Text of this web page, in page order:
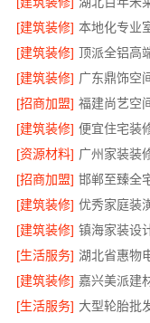
[建筑装修]
[建筑装修] 顶派全铝高
[建筑装修]
[招商加盟]
[建筑装修]
[资源材料]
[招商加盟] 邯郸至臻全
[建筑装修]
[建筑装修]
[生活服务] 湖北省惠物
[建筑装修] 嘉兴美派建
[生活服务]